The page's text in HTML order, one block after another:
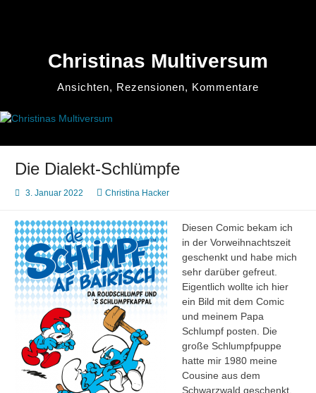
Christinas Multiversum
Ansichten, Rezensionen, Kommentare
Die Dialekt-Schlümpfe
3. Januar 2022 Christina Hacker
Diesen Comic bekam ich
in der Vorweihnachtszeit
geschenkt und habe mich
sehr darüber gefreut.
Eigentlich wollte ich hier
ein Bild mit dem Comic
und meinem Papa
Schlumpf posten. Die
große Schlumpfpuppe
hatte mir 1980 meine
Cousine aus dem
Schwarzwald geschenkt.